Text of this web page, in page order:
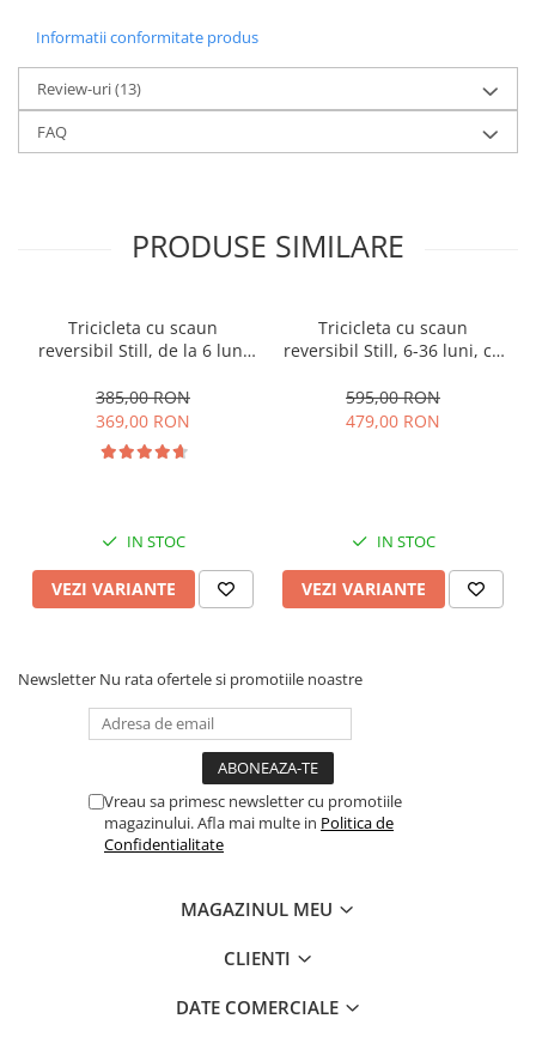
Informatii conformitate produs
Review-uri(13)
FAQ
PRODUSE SIMILARE
Tricicleta cu scaun
reversibil Still, de la 6 luni
roata Eva plina, siliconata
385,00 RON
369,00 RON
IN STOC
VEZI VARIANTE
Tricicleta cu scaun
reversibil Still, 6-36 luni, cu
roata cauciuc, cu lumini si
muzica, SL07
595,00 RON
479,00 RON
IN STOC
VEZI VARIANTE
Newsletter Nu rata ofertele si promotiile noastre
Vreau sa primesc newsletter cu promotiile
magazinului. Afla mai multe in Politica de
Confidentialitate
MAGAZINUL MEU
CLIENTI
DATE COMERCIALE